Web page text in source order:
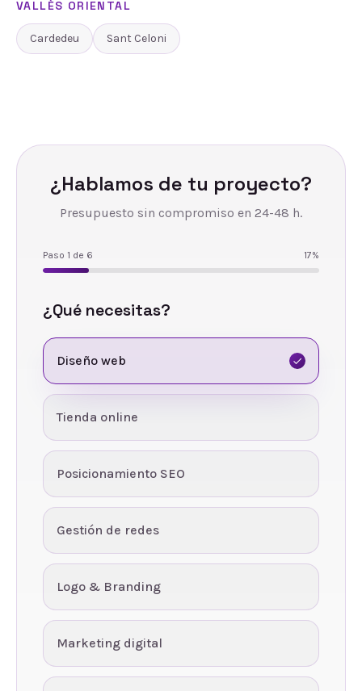
VALLÈS ORIENTAL
Cardedeu Sant Celoni
¿Hablamos de tu proyecto?
Presupuesto sin compromiso en 24-48 h.
Paso 1 de 6 17%
¿Qué necesitas?
Diseño web
Tienda online
Posicionamiento SEO
Gestión de redes
Logo & Branding
Marketing digital